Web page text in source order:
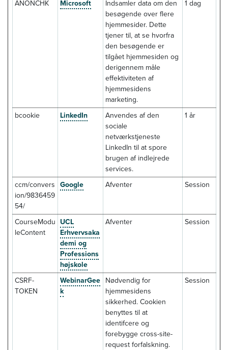
ANONCHK Microsoft
Indsamler data om den
besøgende over flere
hjemmesider. Dette
tjener til, at se hvorfra
den besøgende er
tilgået hjemmesiden og
derigennem måle
effektiviteten af
hjemmesidens
marketing.
1 dag
bcookie LinkedIn
Anvendes af den
sociale
netværkstjeneste
LinkedIn til at spore
brugen af indlejrede
services.
1 år
ccm/convers
ion/9836459
54/
Google Afventer Session
CourseModu
leContent
UCL
Erhvervsaka
demi og
Professions
højskole
Afventer Session
CSRF-
TOKEN
WebinarGee
k
Nødvendig for
hjemmesidens
sikkerhed. Cookien
benyttes til at
identifcere og
forebygge cross-site-
request forfalskning.
Session